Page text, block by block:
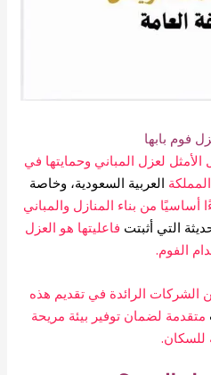
فوم بابها
لعزل المباني وحمايتها في
العربية السعودية، وخاصة
أساسيًا من بناء المنازل والمباني
التي أثبتت فاعليتها هو العزل
الفوم.
الشركات الرائدة في تقديم هذه
متقدمة لضمان توفير بيئة مريحة
للسكان.